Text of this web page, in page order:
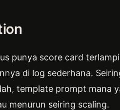
punya score card
di log sederhana.
template prompt mana
menurun seiring scaling.